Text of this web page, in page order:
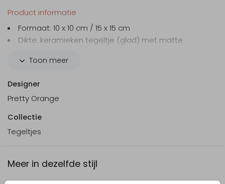
Product informatie
Formaat: 10 x 10 cm / 15 x 15 cm
Dikte: keramieken tegeltje (glad) met matte
Inclusief optioneel messingkleurig ophanghaakje
Toon meer
Designer
Pretty Orange
Collectie
Tegeltjes
Meer in dezelfde stijl